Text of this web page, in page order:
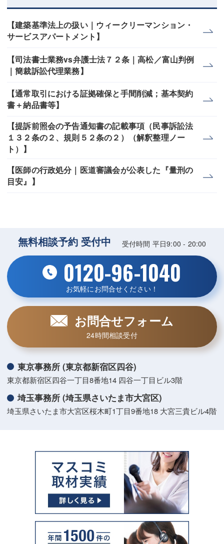
【建築基準法上の扱い｜ウィークリーマンション・
サービスアパートメント】
【司法書士業務vs弁護士法７２条｜高松／富山判例
｜簡裁訴訟代理業務】
【通常取引における証拠確保と手間削減；基本契約
書＋納品書等】
【提訴前照会の予告通知書の記載事項（民事訴訟法
１３２条の２、規則５２条の２）（解釈整理ノー
ト）】
【医師の行政処分｜医道審議会が公表した『量刑の
目安』】
無料相談予約 受付中 受付時間 平日9:00 - 20:00
0120-96-1040
お気軽にお問合せください！
お問合せフォーム
24時間相談受付
東京事務所 (東京都新宿区四谷)
東京都新宿区四谷一丁目8番地14 四谷一丁目ビル3階
埼玉事務所 (埼玉県さいたま市大宮区)
埼玉県さいたま市大宮区桜木町1丁目9番地18 大宮三貴ビル4階